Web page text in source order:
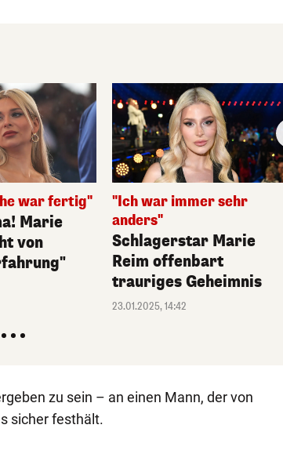
war fertig"
Marie
von
"Ich war immer sehr
anders"
Schlagerstar Marie
Reim offenbart
trauriges Geheimnis
23.01.2025, 14:42
zu sein – an einen Mann, der von
sicher festhält.